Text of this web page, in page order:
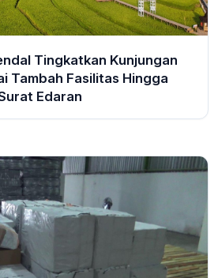
Tingkatkan Kunjungan
Tambah Fasilitas Hingga
Edaran